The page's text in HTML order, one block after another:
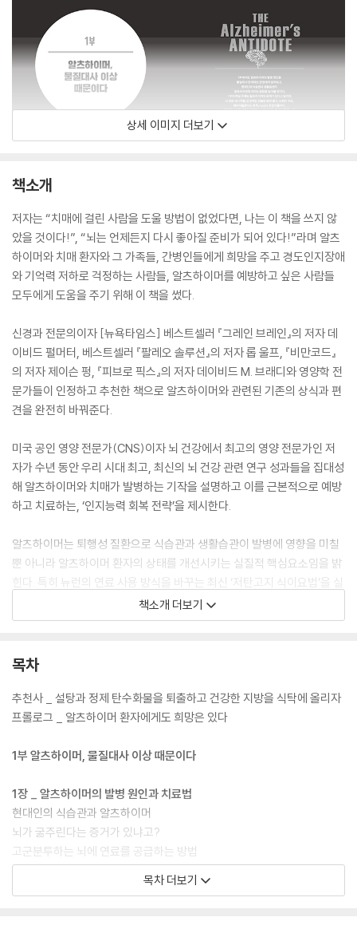
상세 이미지 더보기
책소개
저자는 “치매에 걸린 사람을 도울 방법이 없었다면, 나는 이 책을 쓰지 않
았을 것이다!”, “뇌는 언제든지 다시 좋아질 준비가 되어 있다!”라며 알츠
하이머와 치매 환자와 그 가족들, 간병인들에게 희망을 주고 경도인지장애
와 기억력 저하로 걱정하는 사람들, 알츠하이머를 예방하고 싶은 사람들
모두에게 도움을 주기 위해 이 책을 썼다.
신경과 전문의이자 [뉴욕타임스] 베스트셀러 『그레인 브레인』의 저자 데
이비드 펄머터, 베스트셀러 『팔레오 솔루션』의 저자 롭 울프, 『비만코드』
의 저자 제이슨 펑, 『피브로 픽스』의 저자 데이비드 M. 브래디와 영양학 전
문가들이 인정하고 추천한 책으로 알츠하이머와 관련된 기존의 상식과 편
견을 완전히 바꿔준다.
미국 공인 영양 전문가(CNS)이자 뇌 건강에서 최고의 영양 전문가인 저
자가 수년 동안 우리 시대 최고, 최신의 뇌 건강 관련 연구 성과들을 집대성
해 알츠하이머와 치매가 발병하는 기작을 설명하고 이를 근본적으로 예방
하고 치료하는, ‘인지능력 회복 전략’을 제시한다.
알츠하이머는 퇴행성 질환으로 식습관과 생활습관이 발병에 영향을 미칠
뿐 아니라 알츠하이머 환자의 상태를 개선시키는 실질적 핵심요소임을 밝
힌다. 특히 뉴런의 연료 사용 방식을 바꾸는 최신 ‘저탄고지 식이요법’을 실
천하면 뇌의 연료 공급원이 케톤으로 바뀌면서 인지능력이 향상된다고 설
명한다.
『알츠하이머 해독제』는 저자의 풍부한 임상 경험과 전 세계적 온라인 상담
이머 발병 원인, 2부 영양학 전략, 3부 생활습관 개선, 4부 전반적인 성공
전략으로 알츠하이머에 대한 모든 것을 체계적으로 알고 실제 생활에서 적
책소개 더보기
목차
추천사 _ 설탕과 정제 탄수화물을 퇴출하고 건강한 지방을 식탁에 올리자
프롤로그 _ 알츠하이머 환자에게도 희망은 있다
1부 알츠하이머, 물질대사 이상 때문이다
1장 _ 알츠하이머의 발병 원인과 치료법
현대인의 식습관과 알츠하이머
뇌가 굶주린다는 증거가 있냐고?
고군분투하는 뇌에 연료를 공급하는 방법
안개 속에서 벗어나는 식이요법의 길
다른 요인들: 영양제와 생활습관
목차 더보기